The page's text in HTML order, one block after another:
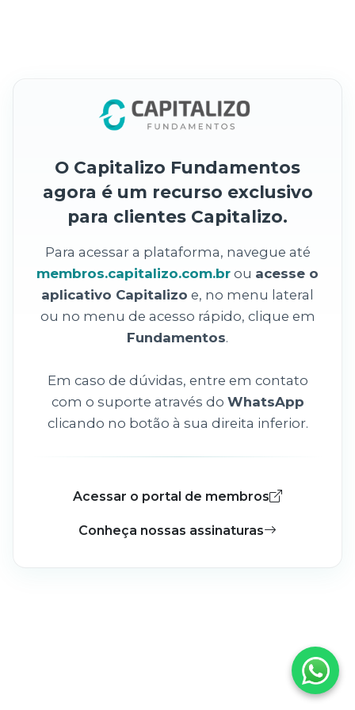
O Capitalizo Fundamentos
agora é um recurso exclusivo
para clientes Capitalizo.
Para acessar a plataforma, navegue até
membros.capitalizo.com.br ou acesse o
aplicativo Capitalizo e, no menu lateral
ou no menu de acesso rápido, clique em
Fundamentos.
Em caso de dúvidas, entre em contato
com o suporte através do WhatsApp
clicando no botão à sua direita inferior.
Acessar o portal de membros
Conheça nossas assinaturas